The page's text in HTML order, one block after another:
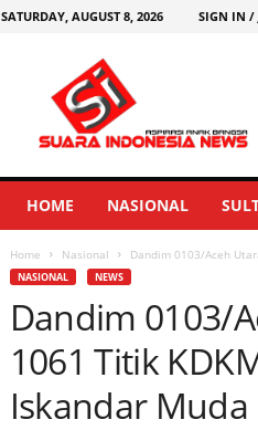
SATURDAY, AUGUST 8, 2026 SIGN IN /
HOME NASIONAL
Home Nasional Dandim 0103/Aceh
NASIONAL NEWS
Dandim 0103/
1061 Titik
Iskandar Muda